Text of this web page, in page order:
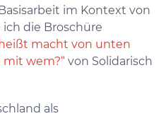
im Kontext von
die Broschüre
macht von unten
mit wem?“ von Solidarisch
als